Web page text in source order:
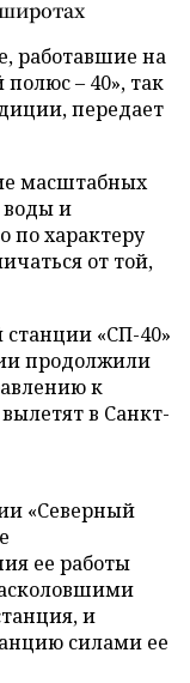
работавшие на
– 40», так
передает
масштабных
воды и
по характеру
от той,
«СП-40»
продолжили
к
в Санкт-
«Северный
ее работы
и
силами ее